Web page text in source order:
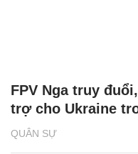
QUÂN SỰ
FPV Nga truy
trợ cho Ukraine